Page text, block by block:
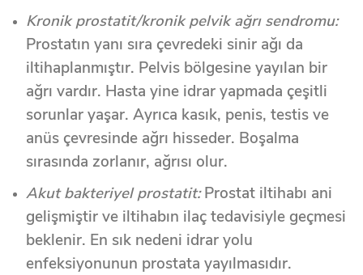
Kronik prostatit/kronik pelvik ağrı sendromu:
Prostatın yanı sıra çevredeki sinir ağı da
iltihaplanmıştır. Pelvis bölgesine yayılan bir
ağrı vardır. Hasta yine idrar yapmada çeşitli
sorunlar yaşar. Ayrıca kasık, penis, testis ve
anüs çevresinde ağrı hisseder. Boşalma
sırasında zorlanır, ağrısı olur.
Akut bakteriyel prostatit:Prostat iltihabı ani
gelişmiştir ve iltihabın ilaç tedavisiyle geçmesi
beklenir. En sık nedeni idrar yolu
enfeksiyonunun prostata yayılmasıdır.